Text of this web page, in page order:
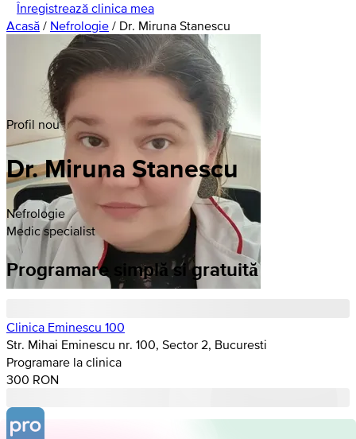
Înregistrează clinica mea
Acasă / Nefrologie / Dr. Miruna Stanescu
Profil nou
Dr. Miruna Stanescu
Nefrologie
Medic specialist
Programare simplă si gratuită
Clinica Eminescu 100
Str. Mihai Eminescu nr. 100, Sector 2, Bucuresti
Programare la clinica
300 RON